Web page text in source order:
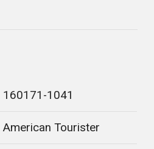
160171-1041
American Tourister